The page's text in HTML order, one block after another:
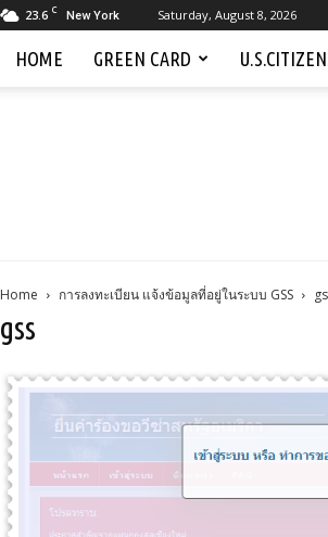
23.6 C New York Saturday, August 8, 2026
HOME GREEN CARD
Home การลงทะเบียน แจ้งข้อมูลที่อยู่ในระบบ GSS
gss